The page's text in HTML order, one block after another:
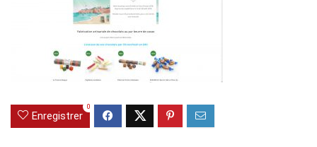
Enregistrer
0